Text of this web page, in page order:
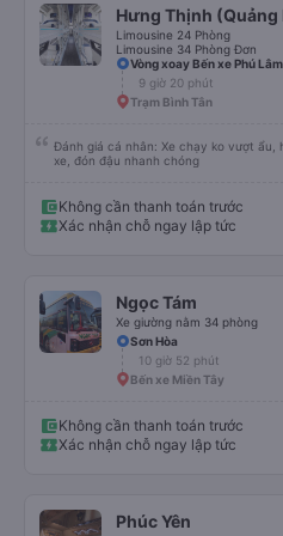
Hưng Thịnh (Quảng
Limousine 24 Phòng
Limousine 34 Phòng Đơn
Vòng xoay Bến xe Phú Lâm
9 giờ 20 phút
Trạm Bình Tân
Đánh giá cá nhân: Xe chạy ko vượt ẩu,
xe, đón đậu nhanh chóng
Không cần thanh toán trước
Xác nhận chỗ ngay lập tức
Ngọc Tám
Xe giường nằm 34 phòng
Sơn Hòa
10 giờ 52 phút
Bến xe Miền Tây
Không cần thanh toán trước
Xác nhận chỗ ngay lập tức
Phúc Yên